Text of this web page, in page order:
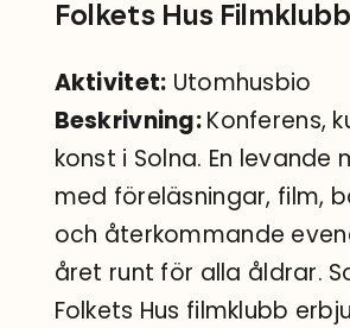
Folkets Hus Filmklubb
Aktivitet: Utomhusbio
Beskrivning:Konferens,
konst i Solna. En levande
med föreläsningar, film,
och återkommande
året runt för alla åldrar.
Folkets Hus filmklubb